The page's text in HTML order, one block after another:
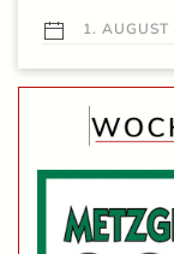
1. AUGUST